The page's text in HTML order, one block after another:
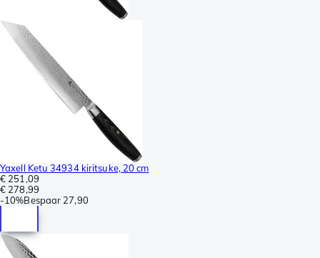
Yaxell Ketu 34934 kiritsuke, 20 cm
€ 251,09
€ 278,99
-10%Bespaar 27,90